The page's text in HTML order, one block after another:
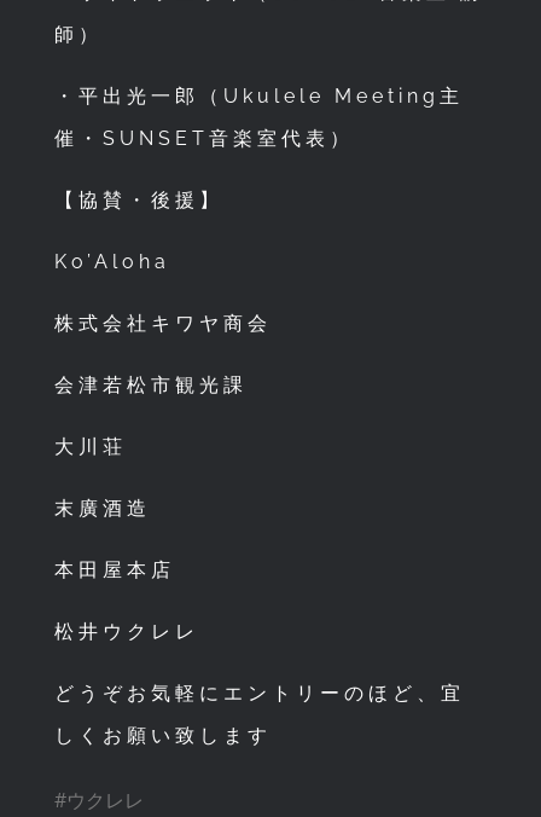
師）
・平出光一郎（Ukulele Meeting主
催・SUNSET音楽室代表）
【協賛・後援】
Ko’Aloha
株式会社キワヤ商会
会津若松市観光課
大川荘
末廣酒造
本田屋本店
松井ウクレレ
どうぞお気軽にエントリーのほど、宜
しくお願い致します
#ウクレレ